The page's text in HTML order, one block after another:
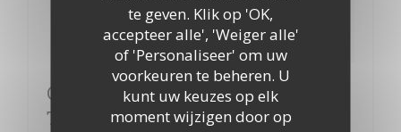
te geven. Klik op 'OK,
accepteer alle', 'Weiger alle'
of 'Personaliseer' om uw
voorkeuren te beheren. U
kunt uw keuzes op elk
moment wijzigen door op
Clichy-sous-Bois : après l’école
Thierry Marx, le restaurant